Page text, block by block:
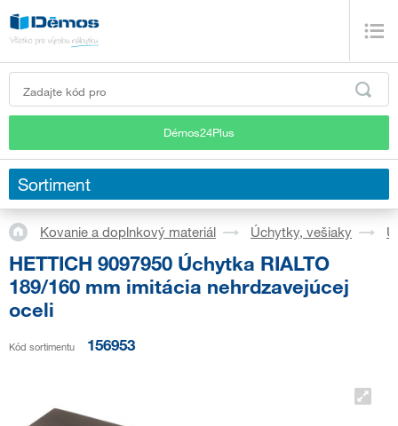
Démos24Plus
Sortiment
Kovanie a doplnkový materiál Úchytky, vešiaky
HETTICH 9097950 Úchytka RIALTO
189/160 mm imitácia nehrdzavejúcej
oceli
Kód sortimentu 156953